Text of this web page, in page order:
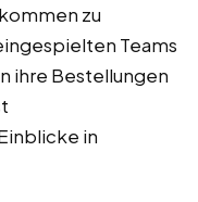
zu
Teams
ihre Bestellungen
in